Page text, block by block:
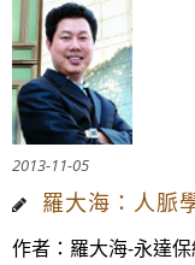
2013-11-05
羅大海：人脈
作者：羅大海-永達